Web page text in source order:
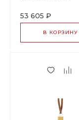
секция
53 605 ₽
В КОРЗИНУ